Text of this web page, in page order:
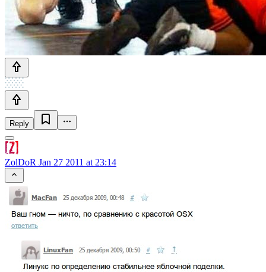
Reply
ZolDoR Jan 27 2011 at 23:14